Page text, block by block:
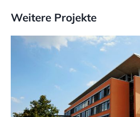
Weitere Projekte